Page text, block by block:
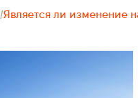
/Является ли изменение